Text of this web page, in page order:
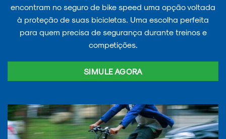
encontram no seguro de bike speed uma opção voltada
à proteção de suas bicicletas. Uma escolha perfeita
para quem precisa de segurança durante treinos e
competições.
SIMULE AGORA